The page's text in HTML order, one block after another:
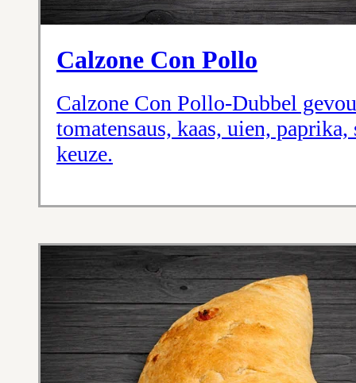
Calzone Con Pollo
Calzone Con Pollo-Dubbel
tomatensaus, kaas, uien,
keuze.